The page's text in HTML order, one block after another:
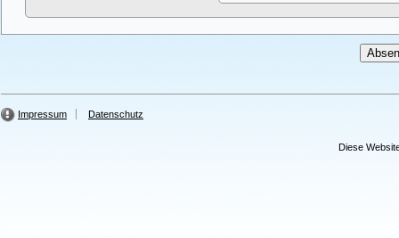
Impressum Datenschutz
Diese